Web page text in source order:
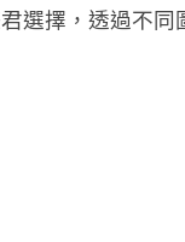
選擇，透過不同